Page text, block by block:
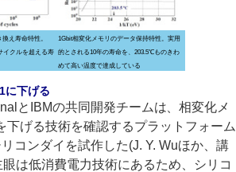
え寿命特性。
イクルを超える寿
1Gbit相変化メモリのデータ保持特性。実用
的とされる10年の寿命を、203.5℃ものきわ
めて高い温度で達成している
に下げる
とIBMの共同開発チームは、相変化メ
下げる技術を確認するプラットフォーム
コンダイを試作した(J. Y. Wuほか、講
は低消費電力技術にあるため、シリコ